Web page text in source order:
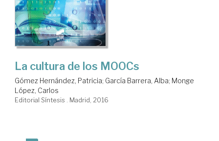
La cultura de los MOOCs
Gómez Hernández, Patricia; García Barrera, Alba; Monge
López, Carlos
Editorial Síntesis . Madrid, 2016